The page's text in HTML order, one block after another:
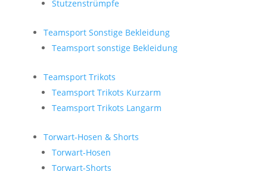
Stutzenstrümpfe
Teamsport Sonstige Bekleidung
Teamsport sonstige Bekleidung
Teamsport Trikots
Teamsport Trikots Kurzarm
Teamsport Trikots Langarm
Torwart-Hosen & Shorts
Torwart-Hosen
Torwart-Shorts